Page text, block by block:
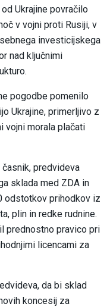
Ukrajine povračilo
v vojni proti Rusiji, v
investicijskega
nad ključnimi
pogodbe pomenilo
Ukrajine, primerljivo z
vojni morala plačati
predvideva
sklada med ZDA in
odstotkov prihodkov iz
plin in redke rudnine.
prednostno pravico pri
licencami za
da bi sklad
koncesij za